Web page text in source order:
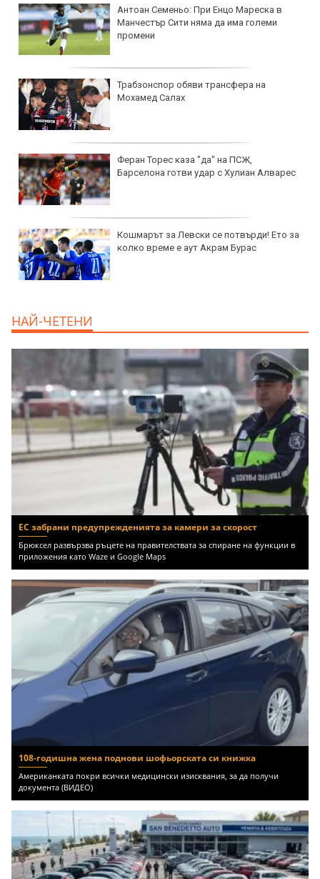
Антоан Семеньо: При Енцо Мареска в
Манчестър Сити няма да има големи
промени
Трабзонспор обяви трансфера на
Мохамед Салах
Феран Торес каза "да" на ПСЖ,
Барселона готви удар с Хулиан Алварес
Кошмарът за Левски се потвърди! Ето за
колко време е аут Акрам Бурас
НАЙ-ЧЕТЕНИ
ЕС забрани предупрежденията за камери за скорост
Брюксел развързва ръцете на правителствата за спиране на функции в
приложения като Waze и Google Maps
108-годишна жена поднови шофьорската си книжка
Американката покри всички медицински изисквания, за да получи
документа (ВИДЕО)